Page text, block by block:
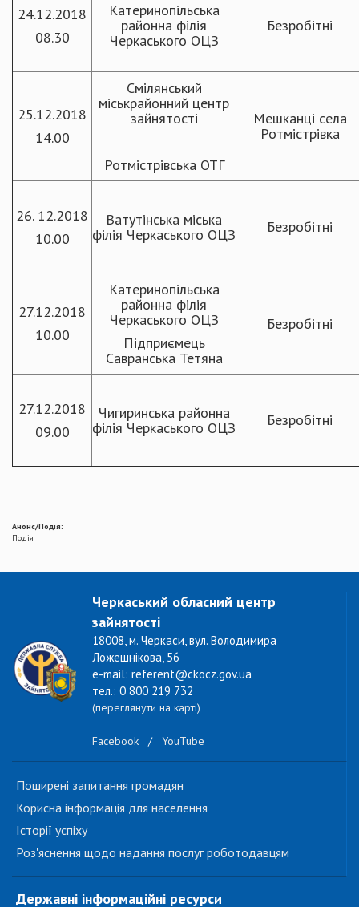
24.12.2018
08.30
Катеринопільська
районна філія
Черкаського ОЦЗ
Безробітні
25.12.2018
14.00
Смілянський
міськрайонний центр
зайнятості
Ротмістрівська ОТГ
Мешканці села
Ротмістрівка
26. 12.2018
10.00
Ватутінська міська
філія Черкаського ОЦЗ
Безробітні
27.12.2018
10.00
Катеринопільська
районна філія
Черкаського ОЦЗ
Підприємець
Савранська Тетяна
Безробітні
27.12.2018
09.00
Чигиринська районна
філія Черкаського ОЦЗ
Безробітні
Анонс/Подія:
Подія
Черкаський обласний центр
зайнятості
18008, м. Черкаси, вул. Володимира
Ложешнікова, 56
e-mail: referent@ckocz.gov.ua
тел.: 0 800 219 732
(переглянути на карті)
Facebook / YouTube
Поширені запитання громадян
Корисна інформація для населення
Історії успіху
Роз'яснення щодо надання послуг роботодавцям
Державні інформаційні ресурси